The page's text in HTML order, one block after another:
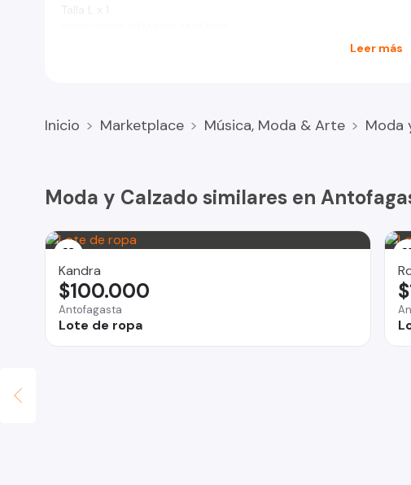
HABLAR AL WHAT
Leer más
Inicio Marketplace Música, Moda & Arte Moda
Moda y Calzado similares en
Kandra
Antofagasta
Lote de ropa
$100.000